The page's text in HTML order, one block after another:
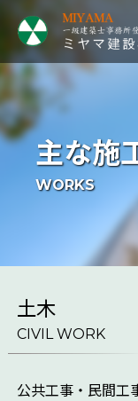
主な施
WORKS
土木
CIVIL WORK
公共工事・民間工